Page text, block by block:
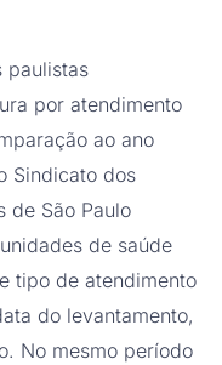
paulistas
por atendimento
ao ano
Sindicato dos
de São Paulo
de saúde
tipo de atendimento
do levantamento,
No mesmo período